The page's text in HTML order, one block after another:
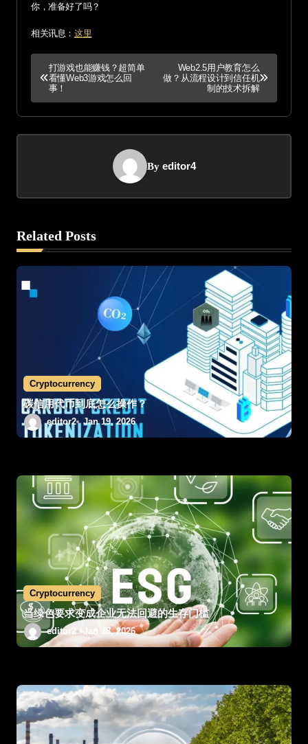
你，准备好了吗？
相关讯息：这里
P
o
s
a
v
i
g
i
o
n
打游戏也能赚钱？超简单
看懂Web3游戏怎么回
事！
Web2.5用户教育怎么
做？从流程设计到信任机
制的技术拆解
By editor4
Related Posts
Cryptocurrency
碳信用代币到底怎么操作？
editor2 Jan 19, 2026
Cryptocurrency
当绿色要求变成企业无法回避的生存门槛
editor2 Jan 18, 2026